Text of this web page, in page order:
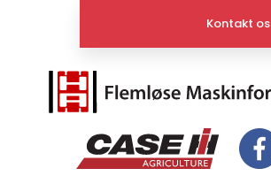
Kontakt os​